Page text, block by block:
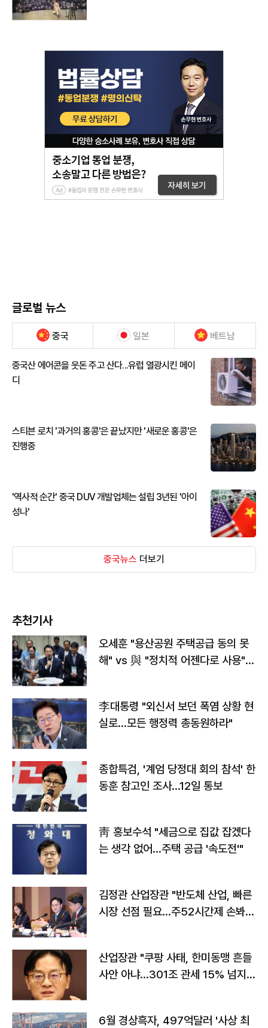
글로벌 뉴스
중국 일본 베트남
중국산 에어콘을 웃돈 주고 산다...유럽 열광시킨 메이
디
스티븐 로치 '과거의 홍콩'은 끝났지만 '새로운 홍콩'은
진행중
'역사적 순간' 중국 DUV 개발업체는 설립 3년된 '아이
성나'
중국뉴스 더보기
추천기사
오세훈 "용산공원 주택공급 동의 못
해" vs 與 "정치적 어젠다로 사용"
李대통령 "외신서 보던 폭염 상황 현
실로…모든 행정력 총동원하라"
종합특검, '계엄 당정대 회의 참석' 한
동훈 참고인 조사...12일 통보
靑 홍보수석 "세금으로 집값 잡겠다
는 생각 없어…주택 공급 '속도전'"
김정관 산업장관 "반도체 산업, 빠른
시장 선점 필요…주52시간제 손봐
산업장관 "쿠팡 사태, 한미동맹 흔들
사안 아냐…301조 관세 15% 넘지
6월 경상흑자, 497억달러 '사상 최